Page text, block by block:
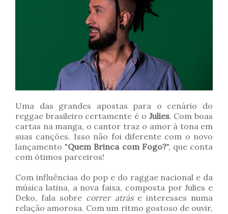
Uma das grandes apostas para o cenário do
reggae brasileiro certamente é o Julies. Com boas
cartas na manga, o cantor traz o amor à tona em
suas canções. Isso não foi diferente com o novo
lançamento "Quem Brinca com Fogo?", que conta
com ótimos parceiros!
Com influências do pop e do raggae nacional e da
música latina, a nova faixa, composta por Julies e
Deko, fala sobre correr atráse interesses numa
relação amorosa. Com um ritmo gostoso de ouvir,